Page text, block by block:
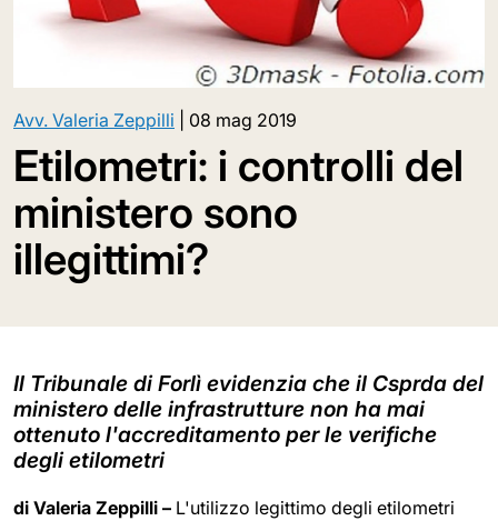
Avv. Valeria Zeppilli 08 mag 2019
Etilometri: i controlli del
ministero sono
illegittimi?
Il Tribunale di Forlì evidenzia che il Csprda del
ministero delle infrastrutture non ha mai
ottenuto l'accreditamento per le verifiche
degli etilometri
di Valeria Zeppilli – L'utilizzo legittimo degli etilometri